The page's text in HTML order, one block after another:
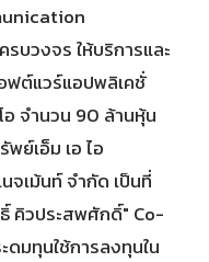
บวงจร ให้บริการและ
ฟต์แวร์แอปพลิเคชั่
จำนวน 90 ล้านหุ้น
ย์เอ็ม เอ ไอ
จเม้นท์ จำกัด เป็นที่
คิวประสพศักดิ์" Co-
ดมทุนใช้การลงทุนใน